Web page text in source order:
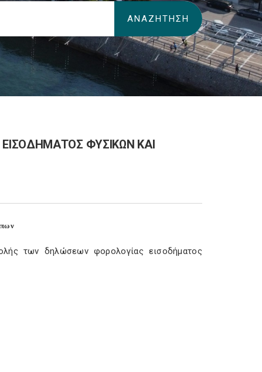
ΦΥΣΙΚΩΝ ΚΑΙ
των δηλώσεων φορολογίας εισοδήματος